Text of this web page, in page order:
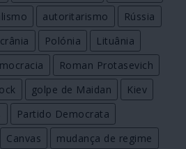
autoritarismo
Rússia
Polónia
Lituânia
Roman Protasevich
golpe de Maidan
Kiev
Partido Democrata
Canvas
mudança de regime